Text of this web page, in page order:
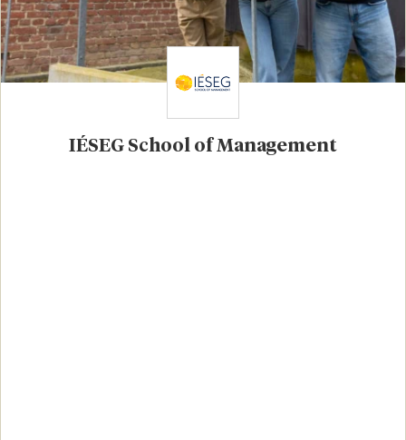
IÉSEG School of Management